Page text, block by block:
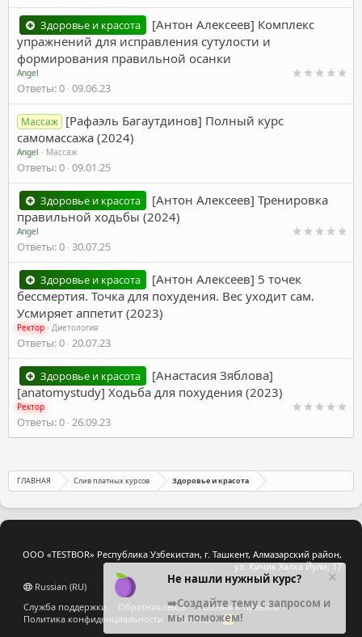
Здоровье и красота
[Антон Алексеев] Комплекс
упражнений для исправления сутулости и
формирования правильной осанки
Angel
Ответы 0 09.06.23
Массаж [Рафаэль Багаутдинов] Полный курс
самомассажа (2024)
Angel Массаж
Ответы 0 09.01.25
Здоровье и красота
[Антон Алексеев] Тренировка
правильной ходьбы (2024)
Angel
Ответы 0 30.07.25
Здоровье и красота
[Антон Алексеев] 5 точек
бессмертия. Точка для похудения. Вес уходит сам.
Усмиряет аппетит (2023)
Ректор Диетология
Ответы 0 20.07.23
Здоровье и красота
[Анастасия Зяблова]
[anatomystudy] Ходьба для похудения (2023)
Ректор
Ответы 0 26.09.23
ГЛАВНАЯ Слив платных курсов Здоровье и красота
ООО «TESTBOR» Республика Узбекистан, г. Ташкент, Алмазарский район,
ул. Кичик Халка Йули, 17
Russian (RU)
Служба поддержки
Обратная связь
Условия и правила
Политика конфиденциальности
Помощь
R
Не нашли нужный курс?
➡️Создайте тему с запросом и
мы поможем!